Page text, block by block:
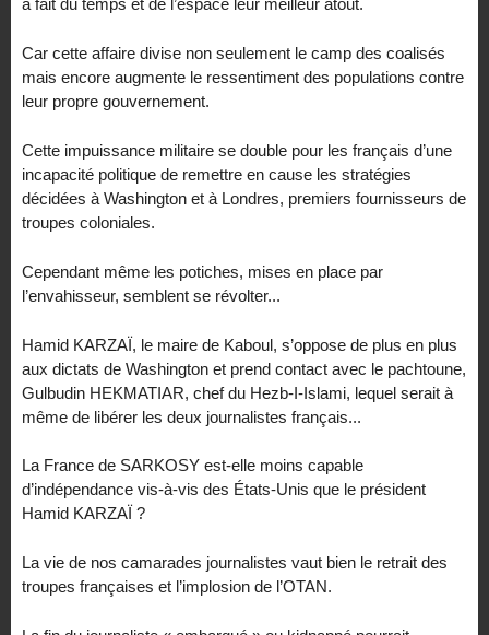
a fait du temps et de l’espace leur meilleur atout.
Car cette affaire divise non seulement le camp des coalisés
mais encore augmente le ressentiment des populations contre
leur propre gouvernement.
Cette impuissance militaire se double pour les français d’une
incapacité politique de remettre en cause les stratégies
décidées à Washington et à Londres, premiers fournisseurs de
troupes coloniales.
Cependant même les potiches, mises en place par
l’envahisseur, semblent se révolter...
Hamid KARZAÏ, le maire de Kaboul, s’oppose de plus en plus
aux dictats de Washington et prend contact avec le pachtoune,
Gulbudin HEKMATIAR, chef du Hezb-I-Islami, lequel serait à
même de libérer les deux journalistes français...
La France de SARKOSY est-elle moins capable
d’indépendance vis-à-vis des États-Unis que le président
Hamid KARZAÏ ?
La vie de nos camarades journalistes vaut bien le retrait des
troupes françaises et l’implosion de l’OTAN.